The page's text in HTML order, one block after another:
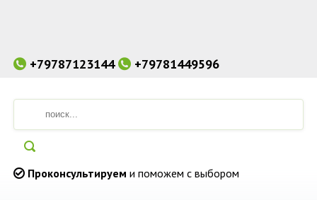
+79787123144 +79781449596
Проконсультируем и поможем с выбором